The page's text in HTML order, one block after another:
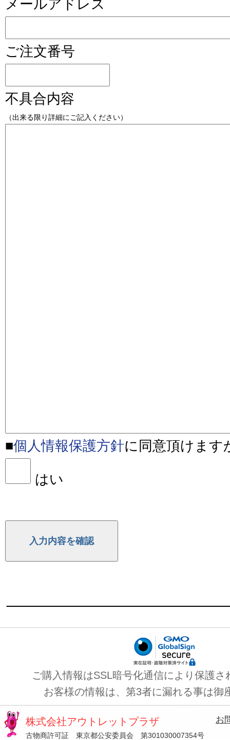
メールアドレス
ご注文番号
不具合内容
（出来る限り詳細にご記入ください）
■個人情報保護方針に同意頂けます
はい
ご購入情報はSSL暗号化通信により保護さ
お客様の情報は、第3者に漏れる事は御
株式会社アウトレットプラザ
古物商許可証 東京都公安委員会 第301030007354号
お